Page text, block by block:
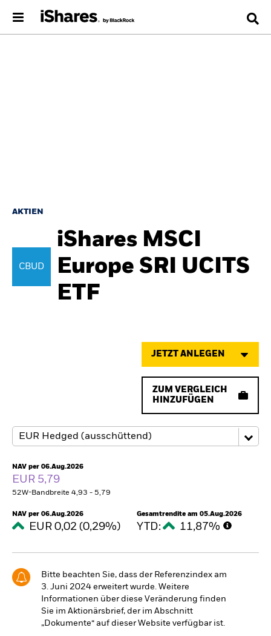
AKTIEN
CBUD
iShares MSCI
Europe SRI UCITS
ETF
JETZT ANLEGEN
ZUM VERGLEICH
HINZUFÜGEN
NAV per 06.Aug.2026
EUR 5,79
52W-Bandbreite 4,93 - 5,79
NAV per 06.Aug.2026
EUR 0,02 (0,29%)
Gesamtrendite am 05.Aug.2026
YTD: 11,87%
Bitte beachten Sie, dass der Referenzindex am
3. Juni 2024 erweitert wurde. Weitere
Informationen über diese Veränderung finden
Sie im Aktionärsbrief, der im Abschnitt
„Dokumente“ auf dieser Website verfügbar ist.